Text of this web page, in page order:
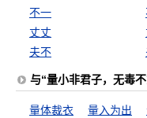
不一
丈丈
夫不
与“量小非君子，无毒
量体裁衣 量入为出